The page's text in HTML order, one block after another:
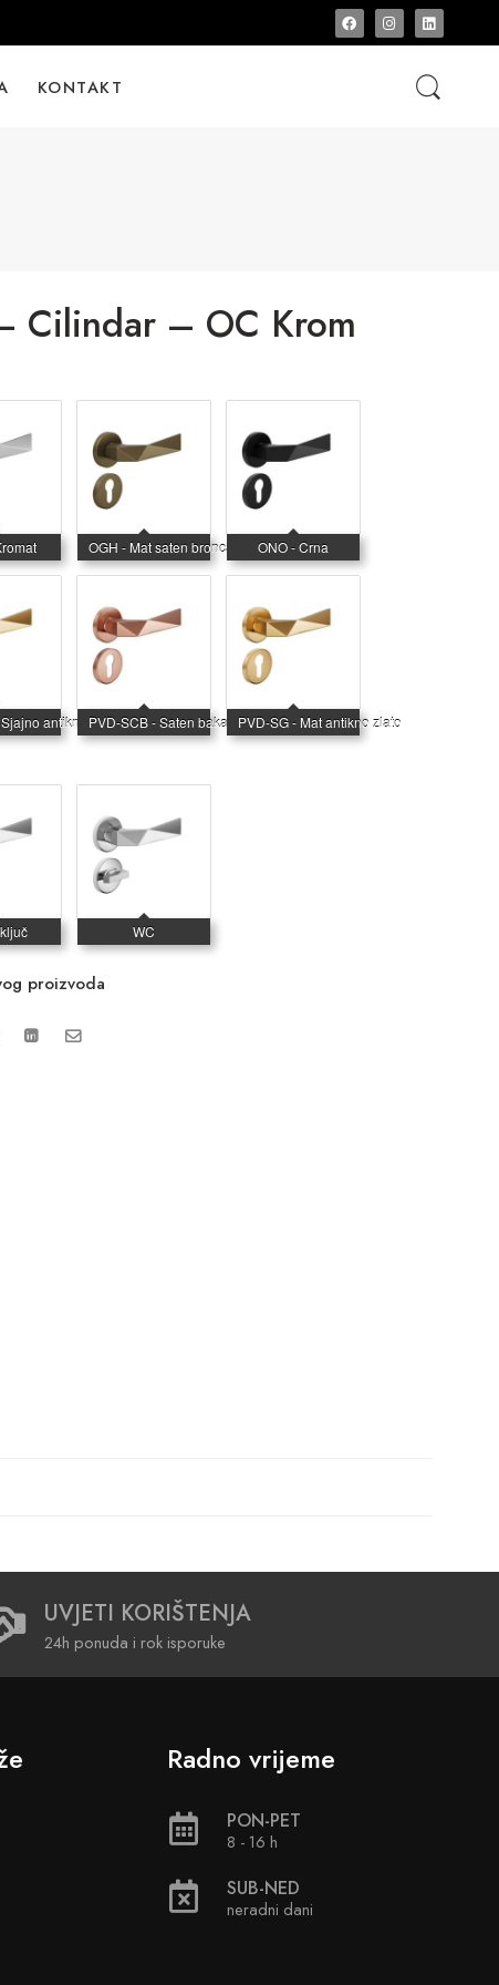
KONTAKT
Cilindar – OC Krom
proizvoda
UVJETI KORIŠTENJA
24h ponuda i rok isporuke
Radno vrijeme
PON-PET
8 - 16 h
SUB-NED
neradni dani